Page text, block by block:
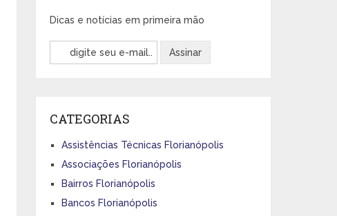
Dicas e notícias em primeira mão
CATEGORIAS
Assistências Técnicas Florianópolis
Associações Florianópolis
Bairros Florianópolis
Bancos Florianópolis